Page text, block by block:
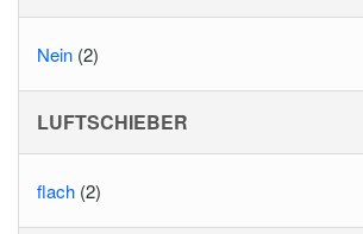
Nein (2)
LUFTSCHIEBER
flach (2)